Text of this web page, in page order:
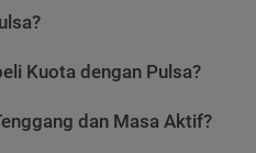
Kuota dengan Pulsa?
dan Masa Aktif?